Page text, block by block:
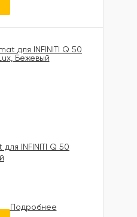
INFINITI Q 50
Подробнее